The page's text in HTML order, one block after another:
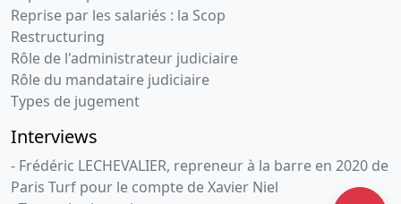
Reprise par les salariés : la Scop
Restructuring
Rôle de l'administrateur judiciaire
Rôle du mandataire judiciaire
Types de jugement
Interviews
- Frédéric LECHEVALIER, repreneur à la barre en 2020 de
Paris Turf pour le compte de Xavier Niel